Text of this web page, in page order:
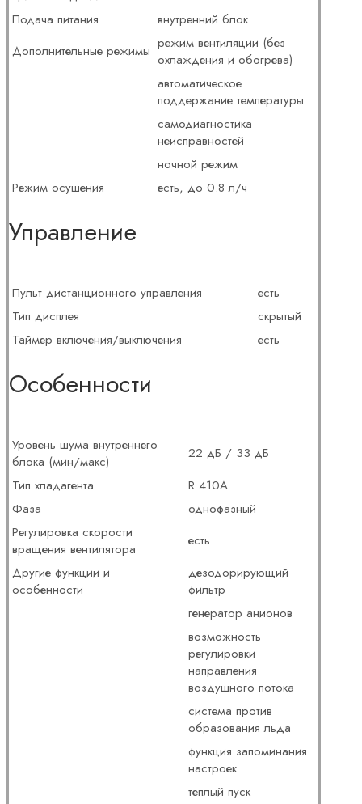
Подача питания
внутренний блок
Дополнительные режимы режим вентиляции (без
охлаждения и обогрева)
автоматическое
поддержание температуры
самодиагностика
неисправностей
ночной режим
Режим осушения
есть, до 0.8 л/ч
Управление
Пульт дистанционного управления
есть
Тип дисплея
скрытый
Таймер включения/выключения
есть
Особенности
Уровень шума внутреннего
блока (мин/макс)
22 дБ / 33 дБ
Тип хладагента
R 410A
Фаза
однофазный
Регулировка скорости
вращения вентилятора
есть
Другие функции и
особенности
дезодорирующий
фильтр
генератор анионов
возможность
регулировки
направления
воздушного потока
система против
образования льда
функция запоминания
настроек
теплый пуск